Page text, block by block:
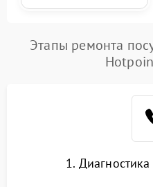
Этапы ремонта
1.